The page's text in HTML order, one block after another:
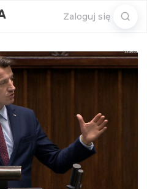
Zaloguj się